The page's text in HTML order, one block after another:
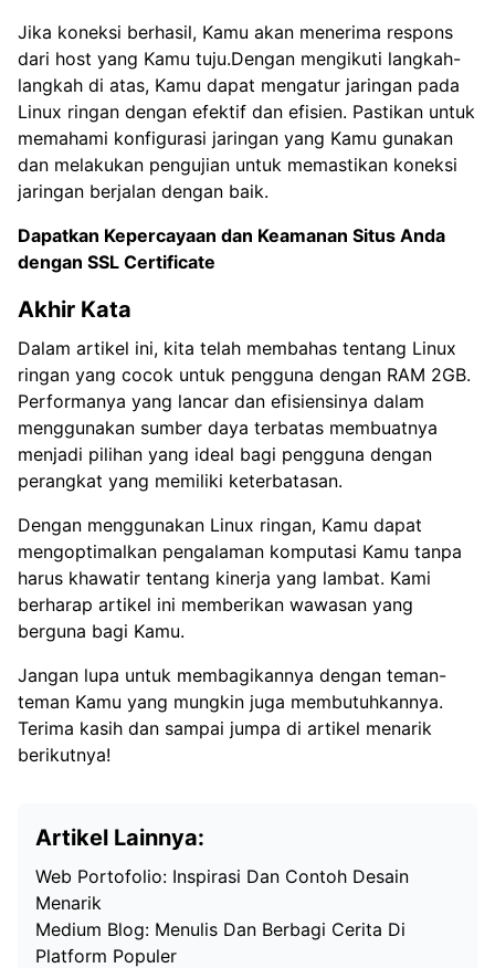
Jika koneksi berhasil, Kamu akan menerima respons
dari host yang Kamu tuju.Dengan mengikuti langkah-
langkah di atas, Kamu dapat mengatur jaringan pada
Linux ringan dengan efektif dan efisien. Pastikan untuk
memahami konfigurasi jaringan yang Kamu gunakan
dan melakukan pengujian untuk memastikan koneksi
jaringan berjalan dengan baik.
Dapatkan Kepercayaan dan Keamanan Situs Anda
dengan SSL Certificate
Akhir Kata
Dalam artikel ini, kita telah membahas tentang Linux
ringan yang cocok untuk pengguna dengan RAM 2GB.
Performanya yang lancar dan efisiensinya dalam
menggunakan sumber daya terbatas membuatnya
menjadi pilihan yang ideal bagi pengguna dengan
perangkat yang memiliki keterbatasan.
Dengan menggunakan Linux ringan, Kamu dapat
mengoptimalkan pengalaman komputasi Kamu tanpa
harus khawatir tentang kinerja yang lambat. Kami
berharap artikel ini memberikan wawasan yang
berguna bagi Kamu.
Jangan lupa untuk membagikannya dengan teman-
teman Kamu yang mungkin juga membutuhkannya.
Terima kasih dan sampai jumpa di artikel menarik
berikutnya!
Artikel Lainnya:
Web Portofolio: Inspirasi Dan Contoh Desain
Menarik
Medium Blog: Menulis Dan Berbagi Cerita Di
Platform Populer